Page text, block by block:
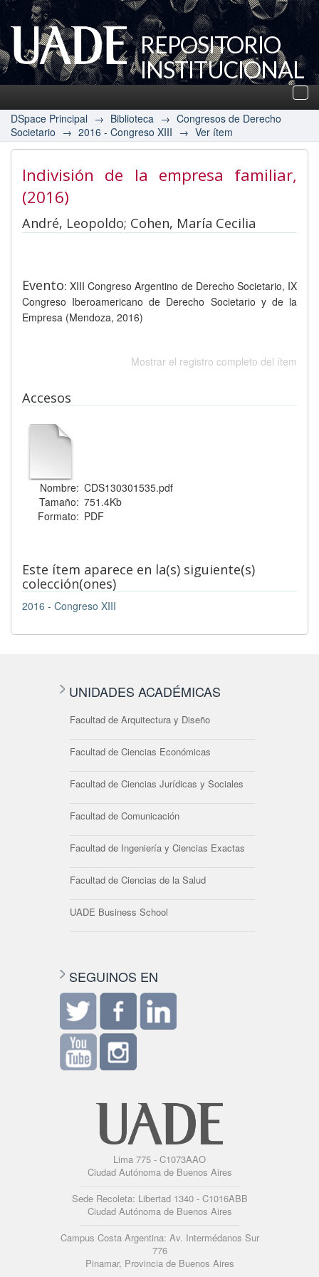
REPOSITORIO
INSTITUCIONAL
UADE
DSpace Principal → Biblioteca → Congresos de Derecho
Societario → 2016 - Congreso XIII → Ver ítem
Indivisión de la empresa familiar,
(2016)
André, Leopoldo; Cohen, María Cecilia
Evento: XIII Congreso Argentino de Derecho Societario, IX
Congreso Iberoamericano de Derecho Societario y de la
Empresa (Mendoza, 2016)
Mostrar el registro completo del ítem
Accesos
Nombre: CDS130301535.pdf
Tamaño: 751.4Kb
Formato: PDF
Este ítem aparece en la(s) siguiente(s)
colección(ones)
2016 - Congreso XIII
UNIDADES ACADÉMICAS
Facultad de Arquitectura y Diseño
Facultad de Ciencias Económicas
Facultad de Ciencias Jurídicas y Sociales
Facultad de Comunicación
Facultad de Ingeniería y Ciencias Exactas
Facultad de Ciencias de la Salud
UADE Business School
SEGUINOS EN
Lima 775 - C1073AAO
Ciudad Autónoma de Buenos Aires
Sede Recoleta: Libertad 1340 - C1016ABB
Ciudad Autónoma de Buenos Aires
Campus Costa Argentina: Av. Intermédanos Sur
776
Pinamar, Provincia de Buenos Aires